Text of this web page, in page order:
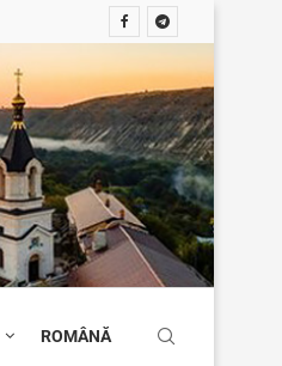
ROMÂNĂ